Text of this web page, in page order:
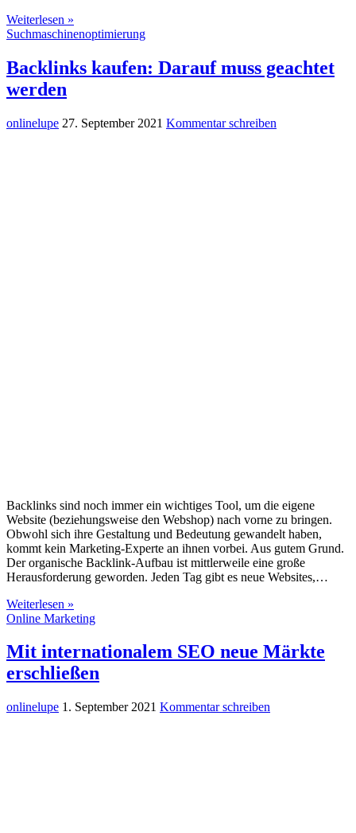
Weiterlesen »
Suchmaschinenoptimierung
Backlinks kaufen: Darauf muss geachtet
werden
onlinelupe 27. September 2021 Kommentar schreiben
Backlinks sind noch immer ein wichtiges Tool, um die eigene
Website (beziehungsweise den Webshop) nach vorne zu bringen.
Obwohl sich ihre Gestaltung und Bedeutung gewandelt haben,
kommt kein Marketing-Experte an ihnen vorbei. Aus gutem Grund.
Der organische Backlink-Aufbau ist mittlerweile eine große
Herausforderung geworden. Jeden Tag gibt es neue Websites,…
Weiterlesen »
Online Marketing
Mit internationalem SEO neue Märkte
erschließen
onlinelupe 1. September 2021 Kommentar schreiben